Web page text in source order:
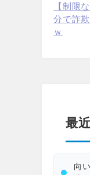
【制限
分で詐
ｗ
最
向